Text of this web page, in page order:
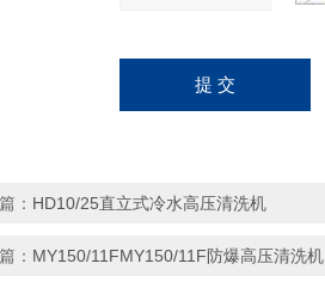
： HD10/25直立式冷水高压清洗机
： MY150/11FMY150/11F防爆高压清洗机